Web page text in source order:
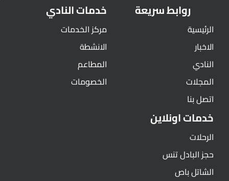
روابط سريعة
الرئيسية
الاخبار
النادي
المجلات
اتصل بنا
خدمات النادي
مركز الخدمات
الانشطة
المطاعم
الخصومات
خدمات اونلاين
الرحلات
حجز البادل تنس
الشاتل باص